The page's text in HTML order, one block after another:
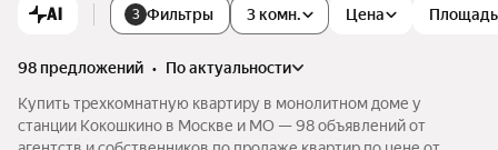
AI 3 Фильтры 3 комн. Цена Площадь
98 предложений •
по актуальности
Купить трехкомнатную квартиру в монолитном доме у
станции Кокошкино в Москве и МО — 98 объявлений от